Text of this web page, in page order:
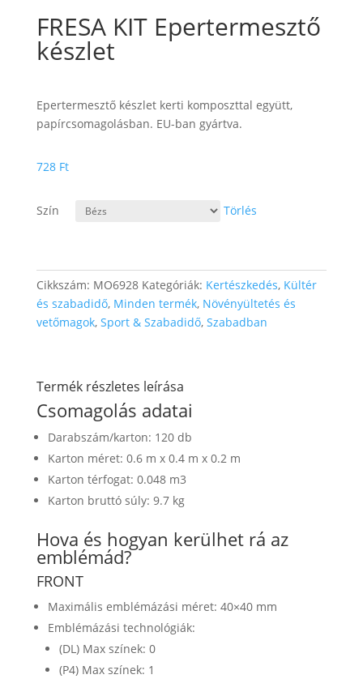
FRESA KIT Epertermesztő
készlet
Epertermesztő készlet kerti komposzttal együtt,
papírcsomagolásban. EU-ban gyártva.
728 Ft
Szín Törlés
Cikkszám: MO6928 Kategóriák: Kertészkedés, Kültér
és szabadidő, Minden termék, Növényültetés és
vetőmagok, Sport & Szabadidő, Szabadban
Termék részletes leírása
Csomagolás adatai
Darabszám/karton: 120 db
Karton méret: 0.6 m x 0.4 m x 0.2 m
Karton térfogat: 0.048 m3
Karton bruttó súly: 9.7 kg
Hova és hogyan kerülhet rá az
emblémád?
FRONT
Maximális emblémázási méret: 40×40 mm
Emblémázási technológiák:
(DL) Max színek: 0
(P4) Max színek: 1